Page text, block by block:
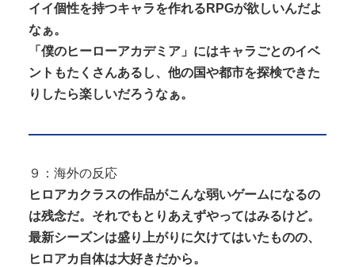
イイ個性を持つキャラを作れるRPGが欲しいんだよ
なぁ。
「僕のヒーローアカデミア」にはキャラごとのイベ
ントもたくさんあるし、他の国や都市を探検できた
りしたら楽しいだろうなぁ。
９：海外の反応
ヒロアカクラスの作品がこんな弱いゲームになるの
は残念だ。それでもとりあえずやってはみるけど。
最新シーズンは盛り上がりに欠けてはいたものの、
ヒロアカ自体は大好きだから。